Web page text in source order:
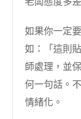
如果你一定
如：「這則
師處理，並
何一句話。
情緒化。